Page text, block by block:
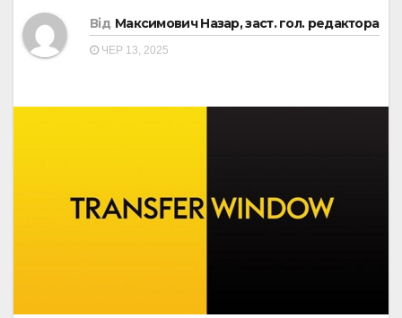
Від Максимович Назар, заст. гол. редактора
ЧЕР 13, 2025